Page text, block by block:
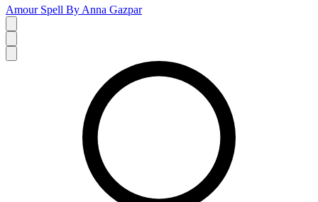
Amour Spell By Anna Gazpar